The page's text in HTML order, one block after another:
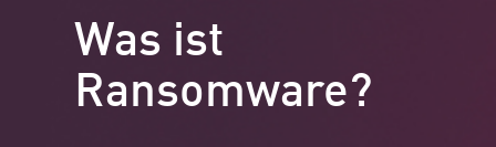
Was ist
Ransomware?